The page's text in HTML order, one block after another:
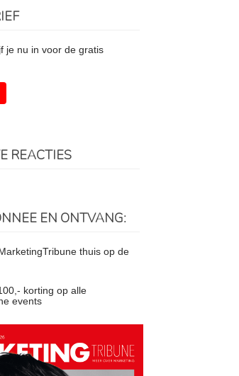
je nu in voor de gratis
REACTIES
EN ONTVANG:
thuis op de
korting op alle
events